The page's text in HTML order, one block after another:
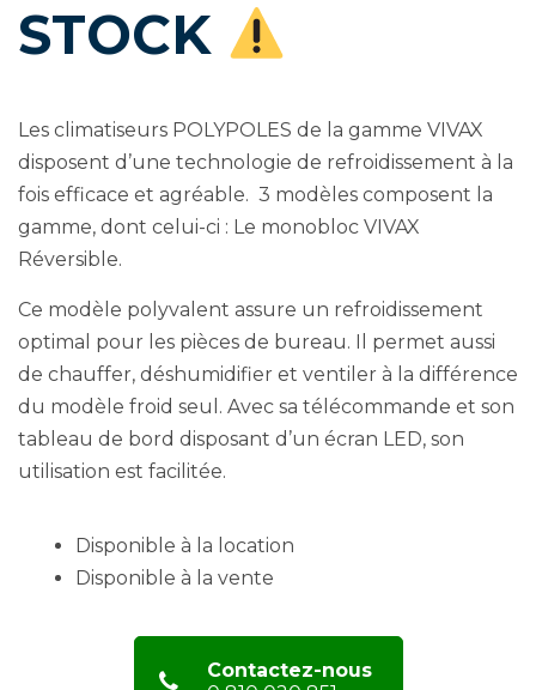
STOCK
Les climatiseurs POLYPOLES de la gamme VIVAX
disposent d’une technologie de refroidissement à la
fois efficace et agréable. 3 modèles composent la
gamme, dont celui-ci : Le monobloc VIVAX
Réversible.
Ce modèle polyvalent assure un refroidissement
optimal pour les pièces de bureau. Il permet aussi
de chauffer, déshumidifier et ventiler à la différence
du modèle froid seul. Avec sa télécommande et son
tableau de bord disposant d’un écran LED, son
utilisation est facilitée.
Disponible à la location
Disponible à la vente
Contactez-nous